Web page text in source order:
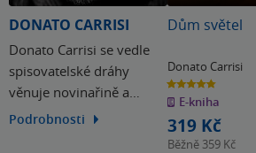
DONATO CARRISI
Donato Carrisi se vedle
spisovatelské dráhy
věnuje novinařině a
scenáristice. Na svém
Podrobnosti
Dům světel
Donato Carrisi
4.8
z
5
hvězdiček
E-kniha
319 Kč
Běžně 359 Kč